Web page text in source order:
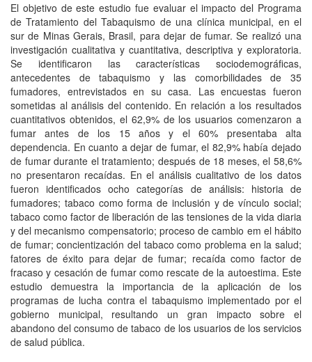
El objetivo de este estudio fue evaluar el impacto del Programa
de Tratamiento del Tabaquismo de una clínica municipal, en el
sur de Minas Gerais, Brasil, para dejar de fumar. Se realizó una
investigación cualitativa y cuantitativa, descriptiva y exploratoria.
Se identificaron las características sociodemográficas,
antecedentes de tabaquismo y las comorbilidades de 35
fumadores, entrevistados en su casa. Las encuestas fueron
sometidas al análisis del contenido. En relación a los resultados
cuantitativos obtenidos, el 62,9% de los usuarios comenzaron a
fumar antes de los 15 años y el 60% presentaba alta
dependencia. En cuanto a dejar de fumar, el 82,9% había dejado
de fumar durante el tratamiento; después de 18 meses, el 58,6%
no presentaron recaídas. En el análisis cualitativo de los datos
fueron identificados ocho categorías de análisis: historia de
fumadores; tabaco como forma de inclusión y de vínculo social;
tabaco como factor de liberación de las tensiones de la vida diaria
y del mecanismo compensatorio; proceso de cambio em el hábito
de fumar; concientización del tabaco como problema en la salud;
fatores de éxito para dejar de fumar; recaída como factor de
fracaso y cesación de fumar como rescate de la autoestima. Este
estudio demuestra la importancia de la aplicación de los
programas de lucha contra el tabaquismo implementado por el
gobierno municipal, resultando un gran impacto sobre el
abandono del consumo de tabaco de los usuarios de los servicios
de salud pública.